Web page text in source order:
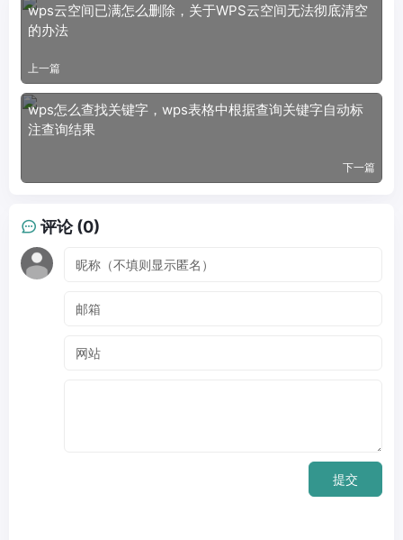
wps云空间已满怎么删除，关于WPS云空间无法彻底清空
的办法
上一篇
wps怎么查找关键字，wps表格中根据查询关键字自动标
注查询结果
下一篇
评论 (0)
提交